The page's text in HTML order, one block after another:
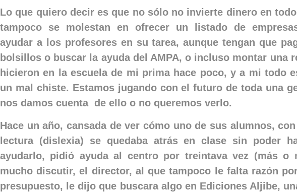
Lo que quiero decir es que no sólo no invierte dinero en
tampoco se molestan en ofrecer un listado de
ayudar a los profesores en su tarea, aunque tengan que
bolsillos o buscar la ayuda del AMPA, o incluso montar una
hicieron en la escuela de mi prima hace poco, y a mi todo
un mal chiste. Estamos jugando con el futuro de toda una
nos damos cuenta de ello o no queremos verlo.
Hace un año, cansada de ver cómo uno de sus alumnos,
lectura (dislexia) se quedaba atrás en clase sin poder
ayudarlo, pidió ayuda al centro por treintava vez (más o
mucho discutir, el director, al que tampoco le falta razón
presupuesto, le dijo que buscara algo en Ediciones Aljibe,